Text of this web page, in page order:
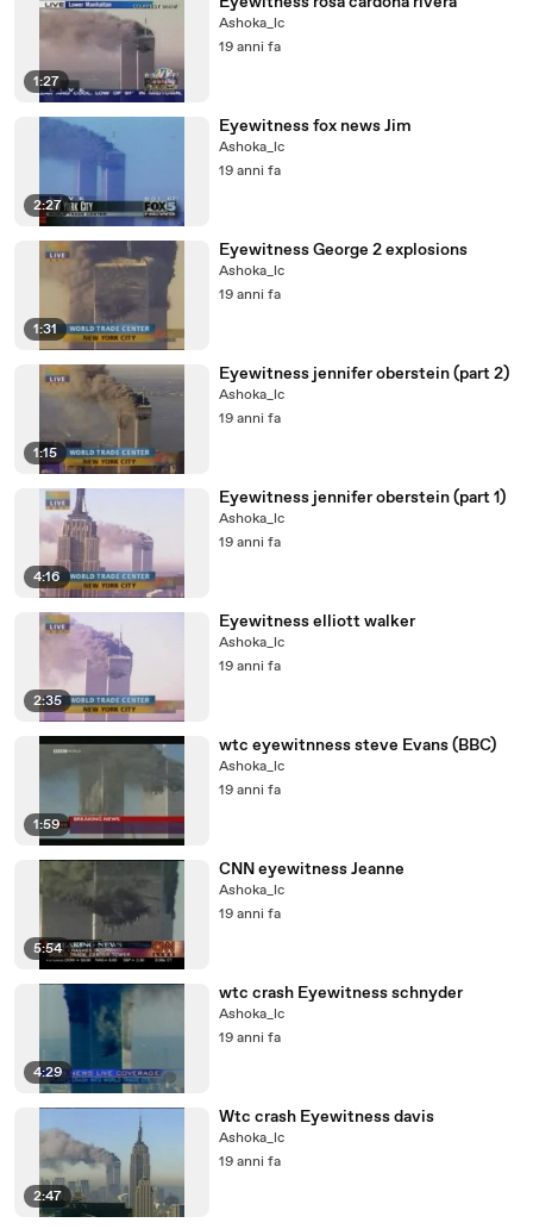
1:27
Ashoka_lc
19 anni fa
2:27
Eyewitness fox news Jim
Ashoka_lc
19 anni fa
1:31
Eyewitness George 2 explosions
Ashoka_lc
19 anni fa
1:15
Eyewitness jennifer oberstein (part 2)
Ashoka_lc
19 anni fa
4:16
Eyewitness jennifer oberstein (part 1)
Ashoka_lc
19 anni fa
2:35
Eyewitness elliott walker
Ashoka_lc
19 anni fa
1:59
wtc eyewitnness steve Evans (BBC)
Ashoka_lc
19 anni fa
5:54
CNN eyewitness Jeanne
Ashoka_lc
19 anni fa
4:29
wtc crash Eyewitness schnyder
Ashoka_lc
19 anni fa
2:47
Wtc crash Eyewitness davis
Ashoka_lc
19 anni fa